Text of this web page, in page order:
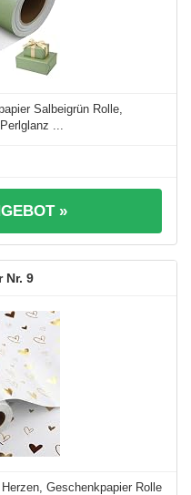
Salbeigrün Rolle,
...
»
9
Geschenkpapier Rolle